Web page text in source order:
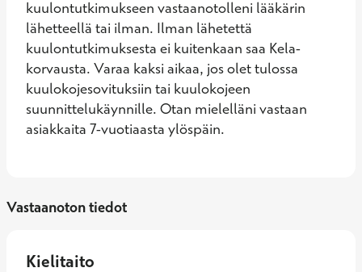
kuulontutkimukseen vastaanotolleni lääkärin
lähetteellä tai ilman. Ilman lähetettä
kuulontutkimuksesta ei kuitenkaan saa Kela-
korvausta. Varaa kaksi aikaa, jos olet tulossa
kuulokojesovituksiin tai kuulokojeen
suunnittelukäynnille. Otan mielelläni vastaan
asiakkaita 7-vuotiaasta ylöspäin.
Vastaanoton tiedot
Kielitaito